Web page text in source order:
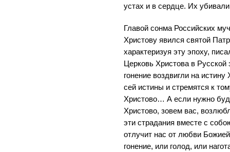
устах и в сердце. Их
Главой сонма Российских
Христову явился святой
характеризуя эту эпоху,
Церковь Христова в
гонение воздвигли на
сей истины и стремятся к
Христово… А если нужно
Христово, зовем вас,
эти страдания вместе с
отлучит нас от любви
гонение, или голод, или